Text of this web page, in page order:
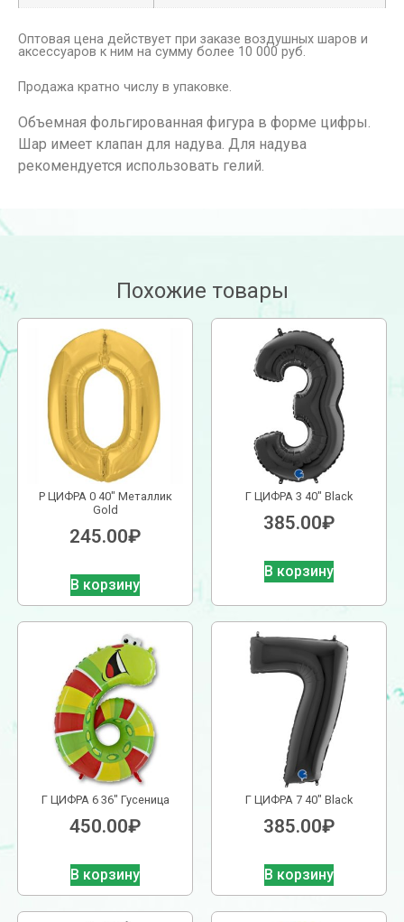
Оптовая цена действует при заказе воздушных шаров и
аксессуаров к ним на сумму более 10 000 руб.
Продажа кратно числу в упаковке.
Объемная фольгированная фигура в форме цифры.
Шар имеет клапан для надува. Для надува
рекомендуется использовать гелий.
Похожие товары
Р ЦИФРА 0 40″ Металлик
Gold
245.00₽
В корзину
Г ЦИФРА 3 40″ Black
385.00₽
В корзину
Г ЦИФРА 6 36″ Гусеница
450.00₽
В корзину
Г ЦИФРА 7 40″ Black
385.00₽
В корзину